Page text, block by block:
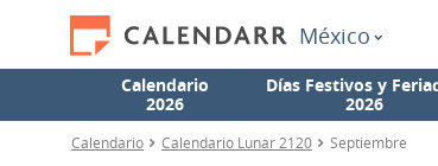
México
Calendario
2026
Días Festivos y
2026
Calendario Calendario Lunar 2120 Septiembre